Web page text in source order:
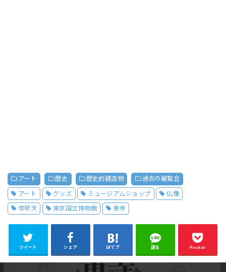
アート 歴史 歴史的建造物 過去の展覧会
アート グッズ ミュージアムショップ 仏像
帝釈天 東京国立博物館 東寺
ツイート シェア はてブ 送る Pocket